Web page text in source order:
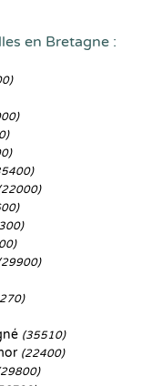
en Bretagne :
(35510)
(22400)